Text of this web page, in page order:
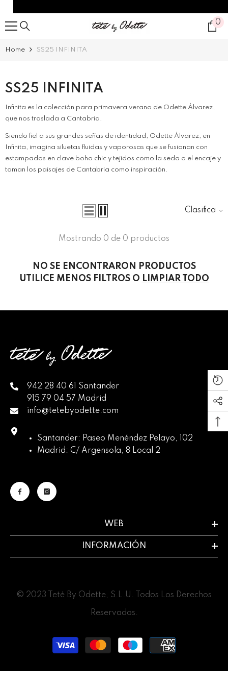
0
0
Home SS25 INFINITA
SS25 INFINITA
Infinita es la colección para primavera verano de Odette Álvarez,
que nos traslada a Cantabria.
Siendo fiel a sus grandes señas de identidad, Odette Álvarez, en
Infinita, imagina siluetas fluidas y vaporosas que se fusionan con
estampados en clave boho chic y tejidos como la seda o el encaje y
toman los paisajes de Cantabria como inspiración.
Clasificar
Mostrando 0 de 0 productos
NO SE ENCONTRARON PRODUCTOS
UTILICE MENOS FILTROS O LIMPIAR TODO
942 28 40 61 Santander
915 79 04 57 Madrid
info@tetebyodette.com
Santander: Paseo Menéndez Pelayo, 102
Madrid: C/ Argensola, 8 Local 2
WEB
INFORMACIÓN
© 2023 Teté By Odette, S.L.U. Todos Los Derechos
Reservados.
Métodos
de